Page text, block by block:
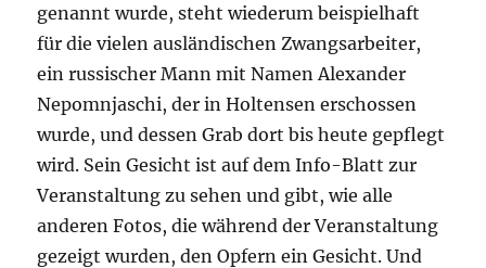
genannt wurde, steht wiederum beispielhaft
für die vielen ausländischen Zwangsarbeiter,
ein russischer Mann mit Namen Alexander
Nepomnjaschi, der in Holtensen erschossen
wurde, und dessen Grab dort bis heute gepflegt
wird. Sein Gesicht ist auf dem Info-Blatt zur
Veranstaltung zu sehen und gibt, wie alle
anderen Fotos, die während der Veranstaltung
gezeigt wurden, den Opfern ein Gesicht. Und